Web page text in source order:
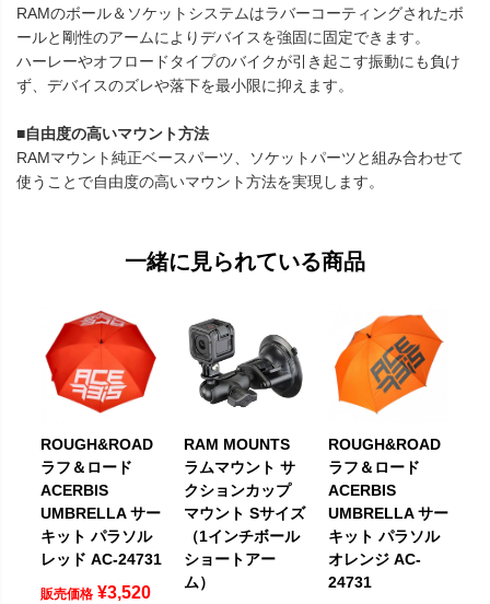
RAMのボール＆ソケットシステムはラバーコーティングされたボ
ールと剛性のアームによりデバイスを強固に固定できます。
ハーレーやオフロードタイプのバイクが引き起こす振動にも負け
ず、デバイスのズレや落下を最小限に抑えます。
■自由度の高いマウント方法
RAMマウント純正ベースパーツ、ソケットパーツと組み合わせて
使うことで自由度の高いマウント方法を実現します。
一緒に見られている商品
ROUGH&ROAD
ラフ＆ロード
ACERBIS
UMBRELLA サー
キット パラソル
レッド AC-24731
販売価格 ¥3,520
RAM MOUNTS
ラムマウント サ
クションカップ
マウント Sサイズ
（1インチボール
ショートアー
ム）
ROUGH&ROAD
ラフ＆ロード
ACERBIS
UMBRELLA サー
キット パラソル
オレンジ AC-
24731